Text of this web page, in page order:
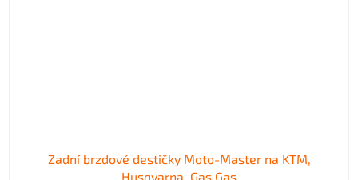
Zadní brzdové destičky Moto-Master na KTM,
Husqvarna, Gas Gas